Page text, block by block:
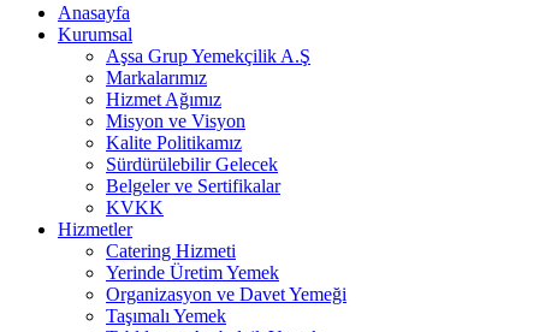
Anasayfa
Kurumsal
Aşsa Grup Yemekçilik A.Ş
Markalarımız
Hizmet Ağımız
Misyon ve Visyon
Kalite Politikamız
Sürdürülebilir Gelecek
Belgeler ve Sertifikalar
KVKK
Hizmetler
Catering Hizmeti
Yerinde Üretim Yemek
Organizasyon ve Davet Yemeği
Taşımalı Yemek